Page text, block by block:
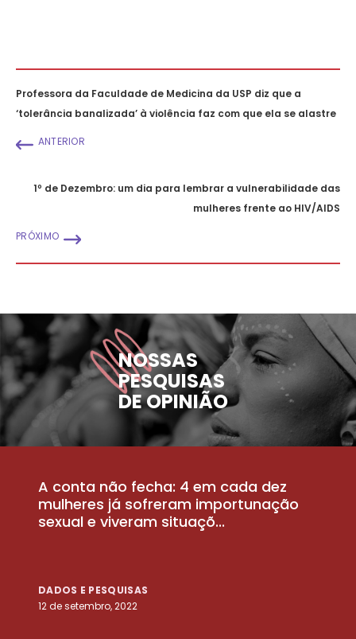
Professora da Faculdade de Medicina da USP diz que a
‘tolerância banalizada’ à violência faz com que ela se alastre
ANTERIOR
1º de Dezembro: um dia para lembrar a vulnerabilidade das
mulheres frente ao HIV/AIDS
PRÓXIMO
NOSSAS
PESQUISAS
DE OPINIÃO
A conta não fecha: 4 em cada dez
mulheres já sofreram importunação
sexual e viveram situaçõ...
DADOS E PESQUISAS
12 de setembro, 2022